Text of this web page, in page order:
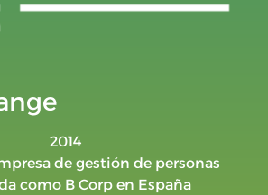
2014
de gestión de personas
como B Corp en España